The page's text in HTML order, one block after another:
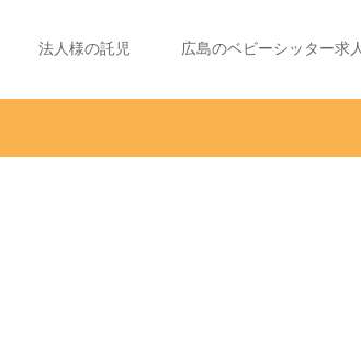
法人様の託児 広島のベビーシッター求